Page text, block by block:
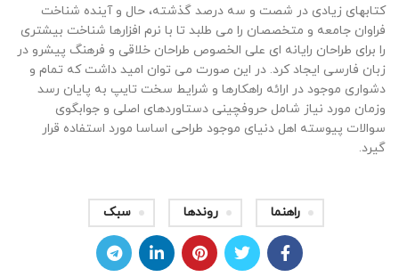
کتابهای زیادی در شصت و سه درصد گذشته، حال و آینده شناخت
فراوان جامعه و متخصصان را می طلبد تا با نرم افزارها شناخت بیشتری
را برای طراحان رایانه ای علی الخصوص طراحان خلاقی و فرهنگ پیشرو در
زبان فارسی ایجاد کرد. در این صورت می توان امید داشت که تمام و
دشواری موجود در ارائه راهکارها و شرایط سخت تایپ به پایان رسد
وزمان مورد نیاز شامل حروفچینی دستاوردهای اصلی و جوابگوی
سوالات پیوسته اهل دنیای موجود طراحی اساسا مورد استفاده قرار
گیرد.
راهنما روندها سبک